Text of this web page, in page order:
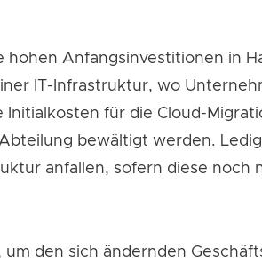
Anfangsinvestitionen in
IT-Infrastruktur, wo
für die Cloud-
bewältigt werden.
anfallen, sofern diese noch
den sich ändernden